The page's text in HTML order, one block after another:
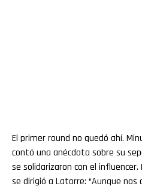
El primer round no quedó ahí.
contó una anécdota sobre su
se solidarizaron con el
se dirigió a Latorre: “Aunque